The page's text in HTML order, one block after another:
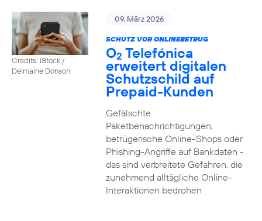
Credits: iStock /
Delmaine Donson
09. März 2026
SCHUTZ VOR ONLINEBETRUG
O2 Telefónica
erweitert digitalen
Schutzschild auf
Prepaid-Kunden
Gefälschte
Paketbenachrichtigungen,
betrügerische Online-Shops oder
Phishing-Angriffe auf Bankdaten -
das sind verbreitete Gefahren, die
zunehmend alltägliche Online-
Interaktionen bedrohen